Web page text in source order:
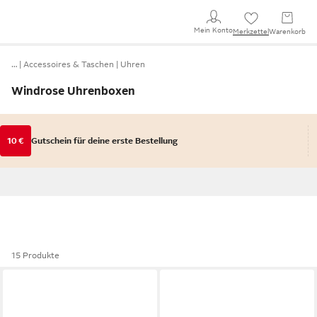
Mein KontoMerkzettel Warenkorb
… Accessoires & Taschen Uhren
Windrose Uhrenboxen
10 € Gutschein für deine erste Bestellung
15 Produkte